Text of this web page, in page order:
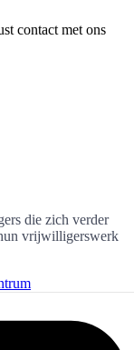
contact met ons
die zich verder
vrijwilligerswerk